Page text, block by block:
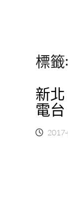
標籤:
新
電台